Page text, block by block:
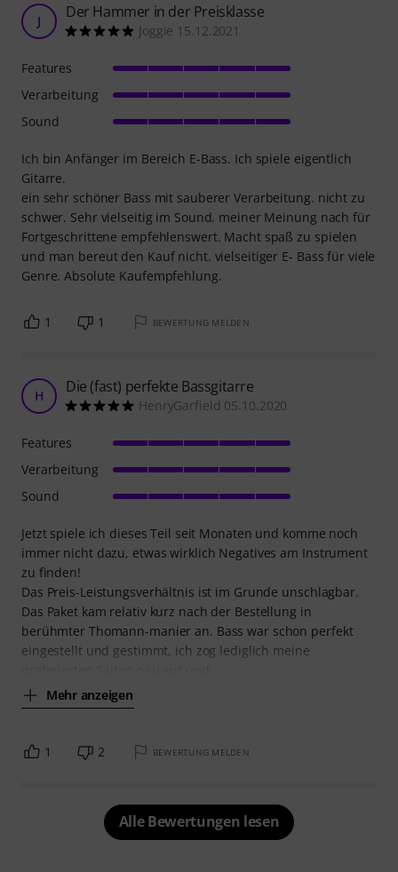
J Der Hammer in der Preisklasse
Joggie 15.12.2021
Ich bin Anfänger im Bereich E-Bass. Ich spiele eigentlich
Gitarre.
ein sehr schöner Bass mit sauberer Verarbeitung. nicht zu
schwer. Sehr vielseitig im Sound. meiner Meinung nach für
Fortgeschrittene empfehlenswert. Macht spaß zu spielen
und man bereut den Kauf nicht. vielseitiger E- Bass für viele
Genre. Absolute Kaufempfehlung.
Features
Verarbeitung
Sound
1 1 BEWERTUNG MELDEN
H Die (fast) perfekte Bassgitarre
HenryGarfield 05.10.2020
Jetzt spiele ich dieses Teil seit Monaten und komme noch
immer nicht dazu, etwas wirklich Negatives am Instrument
zu finden!
Das Preis-Leistungsverhältnis ist im Grunde unschlagbar.
Das Paket kam relativ kurz nach der Bestellung in
berühmter Thomann-manier an. Bass war schon perfekt
eingestellt und gestimmt, ich zog lediglich meine
Mehr anzeigen
Features
Verarbeitung
Sound
1 2 BEWERTUNG MELDEN
Alle Bewertungen lesen